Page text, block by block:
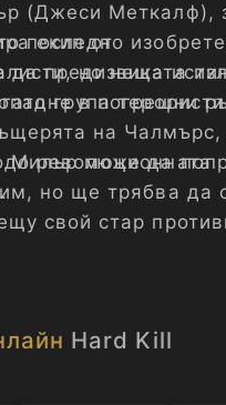
(Джеси Меткалф),
последно
да предизвика
в погрешни
екип от
но нещата
група терористи
на Чалмърс,
до революционната
Милър може да
но ще трябва да
свой стар
Hard Kill